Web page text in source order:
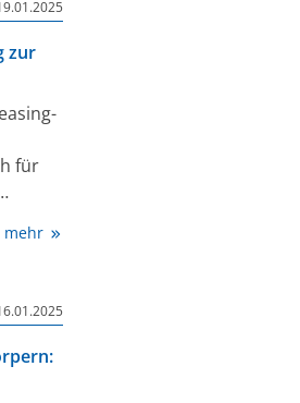
zur
für
mehr